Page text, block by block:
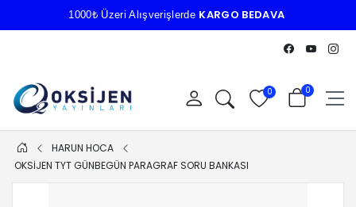
1000₺ Üzeri Alışverişlerde KARGO BEDAVA
0 0
HARUN HOCA
OKSİJEN TYT GÜNBEGÜN PARAGRAF SORU BANKASI